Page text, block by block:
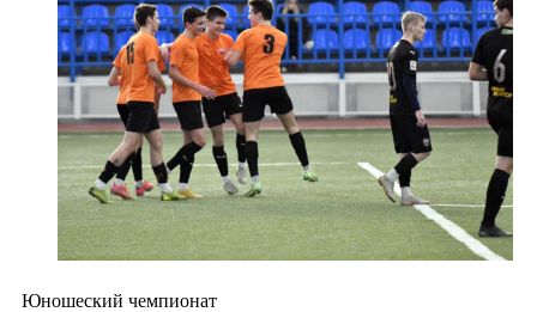
Юношеский чемпионат